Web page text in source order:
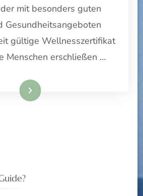
mit besonders guten
Gesundheitsangeboten
gültige Wellnesszertifikat
Menschen erschließen …